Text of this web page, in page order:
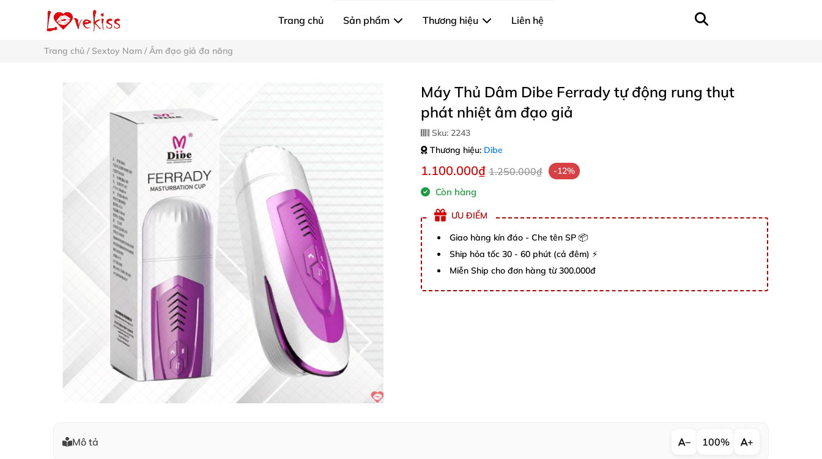
Trang chủ Sản phẩm Thương hiệu Liên hệ
Trang chủ / Sextoy Nam / Âm đạo giả đa năng
Máy Thủ Dâm Dibe Ferrady tự động rung thụt
phát nhiệt âm đạo giả
Sku: 2243
Thương hiệu: Dibe
1.100.000₫ 1.250.000₫ -12%
Còn hàng
ƯU ĐIỂM
Giao hàng kín đáo - Che tên SP 📦
Ship hỏa tốc 30 - 60 phút (cả đêm) ⚡
Miễn Ship cho đơn hàng từ 300.000đ
Mô tả − 100% +